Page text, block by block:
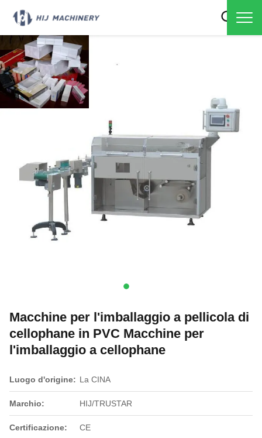
Macchine per l'imballaggio a pellicola di
cellophane in PVC Macchine per
l'imballaggio a cellophane
Luogo d'origine: La CINA
Marchio: HIJ/TRUSTAR
Certificazione: CE